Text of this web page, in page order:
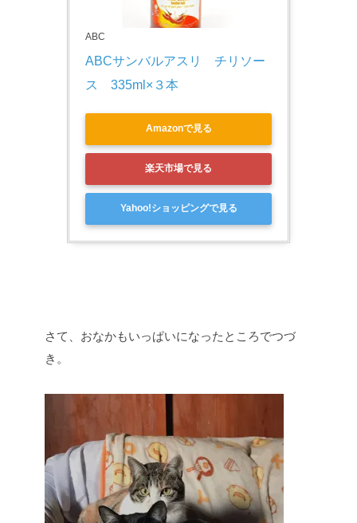
ABC
ABCサンバルアスリ　チリソー
ス　335ml×３本
Amazonで見る
楽天市場で見る
Yahoo!ショッピングで見る
さて、おなかもいっぱいになったところでつづ
き。